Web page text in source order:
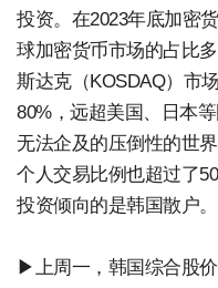
投资。在2023年底加密
球加密货币市场的占比
斯达克（KOSDAQ）市
80%，远超美国、日本
无法企及的压倒性的世
个人交易比例也超过了
投资倾向的是韩国散户。
▶上周一，韩国综合股